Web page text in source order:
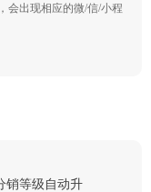
会出现相应的微/信/小程
销等级自动升